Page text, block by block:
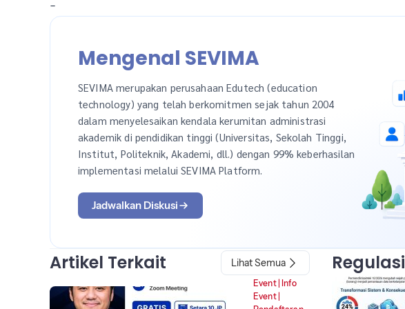
-
Mengenal SEVIMA
SEVIMA merupakan perusahaan Edutech (education
technology) yang telah berkomitmen sejak tahun 2004
dalam menyelesaikan kendala kerumitan administrasi
akademik di pendidikan tinggi (Universitas, Sekolah Tinggi,
Institut, Politeknik, Akademi, dll.) dengan 99% keberhasilan
implementasi melalui SEVIMA Platform.
Jadwalkan Diskusi
Artikel Terkait Lihat Semua
Event|
Info
Event|
Regulasi